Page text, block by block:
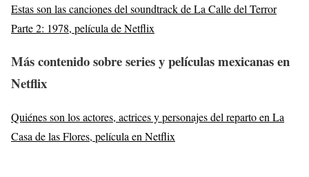
Estas son las canciones del soundtrack de La Calle del Terror
Parte 2: 1978, película de Netflix
Máscontenido sobre series y películas mexicanas en
Netflix
Quiénes son los actores, actrices y personajes del reparto en La
Casa de las Flores, película en Netflix